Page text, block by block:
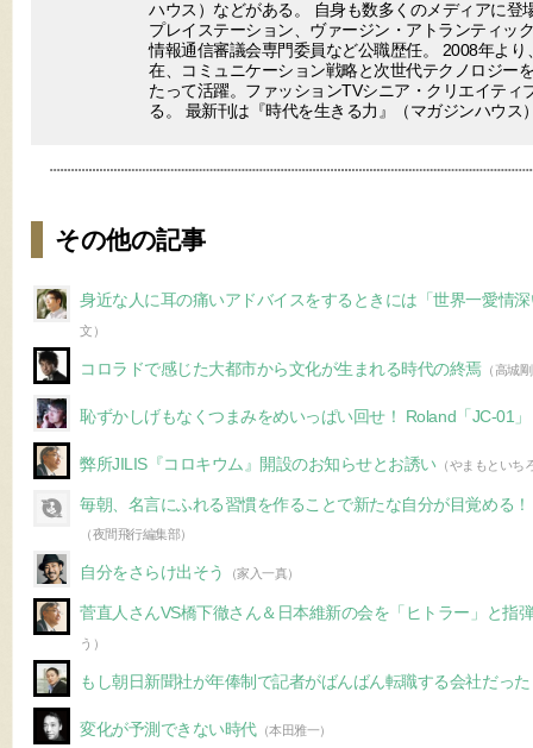
ハウス）などがある。 自身も数多くのメディアに登
プレイステーション、ヴァージン・アトランティッ
情報通信審議会専門委員など公職歴任。 2008年よ
在、コミュニケーション戦略と次世代テクノロジー
たって活躍。ファッションTVシニア・クリエイティ
る。 最新刊は『時代を生きる力』（マガジンハウス
その他の記事
身近な人に耳の痛いアドバイスをするときには「世界一愛情
文）
コロラドで感じた大都市から文化が生まれる時代の終焉 （高城
恥ずかしげもなくつまみをめいっぱい回せ！ Roland「JC-01」
弊所JILIS『コロキウム』開設のお知らせとお誘い （やまもといち
毎朝、名言にふれる習慣を作ることで新たな自分が目覚め
（夜間飛行編集部）
自分をさらけ出そう （家入一真）
菅直人さんVS橋下徹さん＆日本維新の会を「ヒトラー」と指
う）
もし朝日新聞社が年俸制で記者がばんばん転職する会社だっ
変化が予測できない時代（本田雅一）